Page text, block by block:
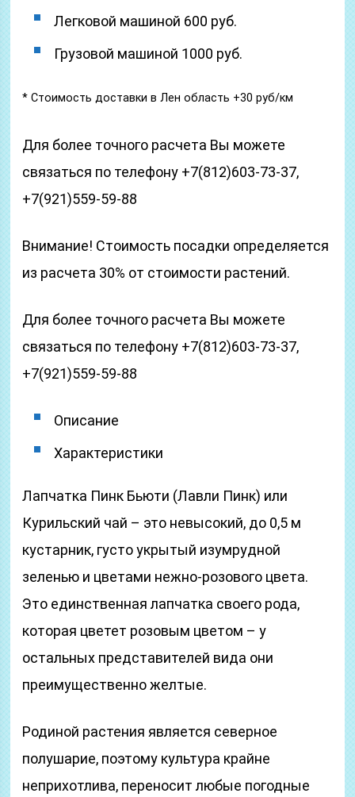
Легковой машиной 600 руб.
Грузовой машиной 1000 руб.
* Стоимость доставки в Лен область +30 руб/км
Для более точного расчета Вы можете
связаться по телефону +7(812)603-73-37,
+7(921)559-59-88
Внимание! Стоимость посадки определяется
из расчета 30% от стоимости растений.
Для более точного расчета Вы можете
связаться по телефону +7(812)603-73-37,
+7(921)559-59-88
Описание
Характеристики
Лапчатка Пинк Бьюти (Лавли Пинк) или
Курильский чай – это невысокий, до 0,5 м
кустарник, густо укрытый изумрудной
зеленью и цветами нежно-розового цвета.
Это единственная лапчатка своего рода,
которая цветет розовым цветом – у
остальных представителей вида они
преимущественно желтые.
Родиной растения является северное
полушарие, поэтому культура крайне
неприхотлива, переносит любые погодные